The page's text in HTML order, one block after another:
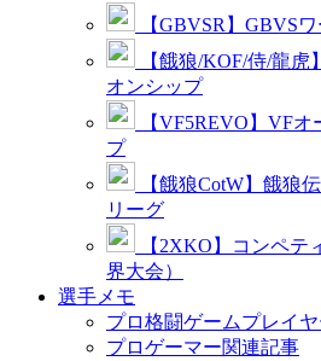
【GBVSR】GBVS
【餓狼/KOF/侍/龍
オンシップ
【VF5REVO】VF
プ
【餓狼CotW】餓狼
リーグ
【2XKO】コンペテ
界大会）
選手メモ
プロ格闘ゲームプレイ
プロゲーマー関連記事